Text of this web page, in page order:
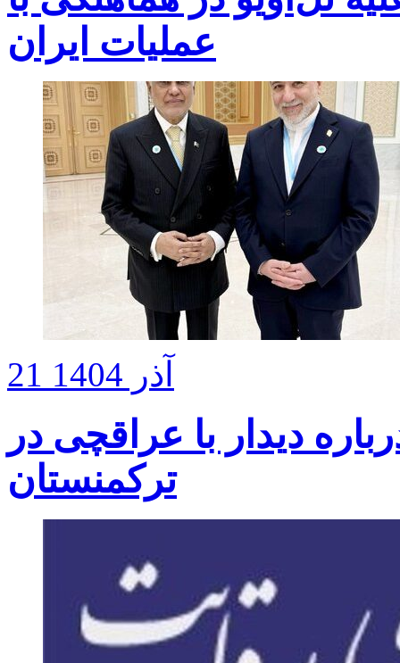
عملیات ایران
21 آذر 1404
دیدار با عراقچی در
ترکمنستان